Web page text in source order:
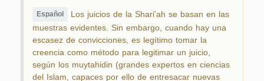
Español Los juicios de la Shari'ah se basan en las
muestras evidentes. Sin embargo, cuando hay una
escasez de convicciones, es legítimo tomar la
creencia como método para legitimar un juicio,
según los muytahidin (grandes expertos en ciencias
del Islam, capaces por ello de entresacar nuevas